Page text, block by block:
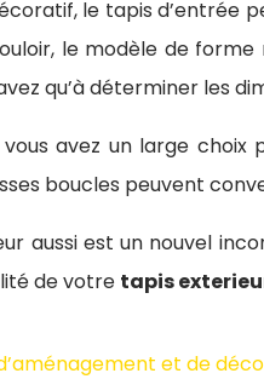
le tapis d’entrée
le modèle de
qu’à déterminer les
avez un large
boucles peuvent
aussi est un nouvel
de votre tapis
et de